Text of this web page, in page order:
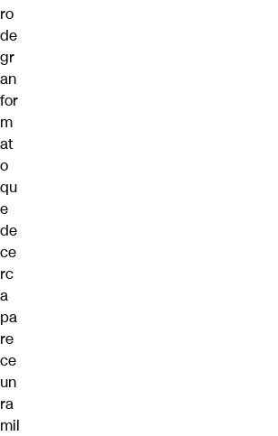
ro
de
gr
an
for
m
at
o
qu
e
de
ce
rc
a
pa
re
ce
un
ra
mil